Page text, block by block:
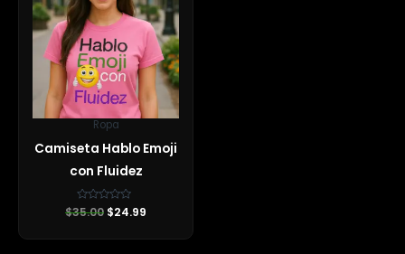
Ropa
Camiseta Hablo Emoji
con Fluidez
Valorado
con
de
$35.00
era:
$35.00.
$24.99
es:
$24.99.